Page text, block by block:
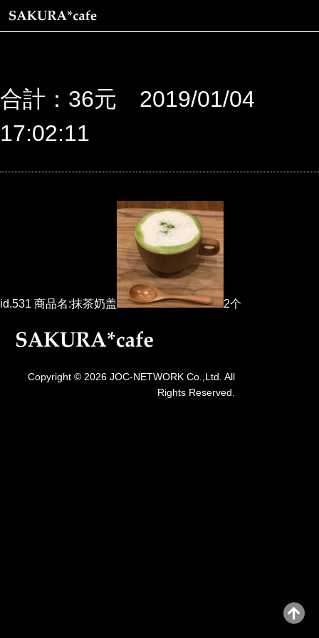
合計：36元 2019/01/04
17:02:11
id.531 商品名:抹茶奶盖 2个
Copyright © 2026 JOC-NETWORK Co.,Ltd. All
Rights Reserved.